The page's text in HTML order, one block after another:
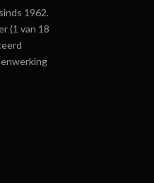
1962.
(1 van 18